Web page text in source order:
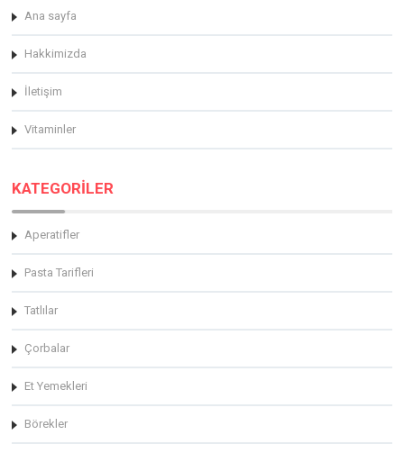
Ana sayfa
Hakkimizda
İletişim
Vitaminler
KATEGORİLER
Aperatifler
Pasta Tarifleri
Tatlılar
Çorbalar
Et Yemekleri
Börekler